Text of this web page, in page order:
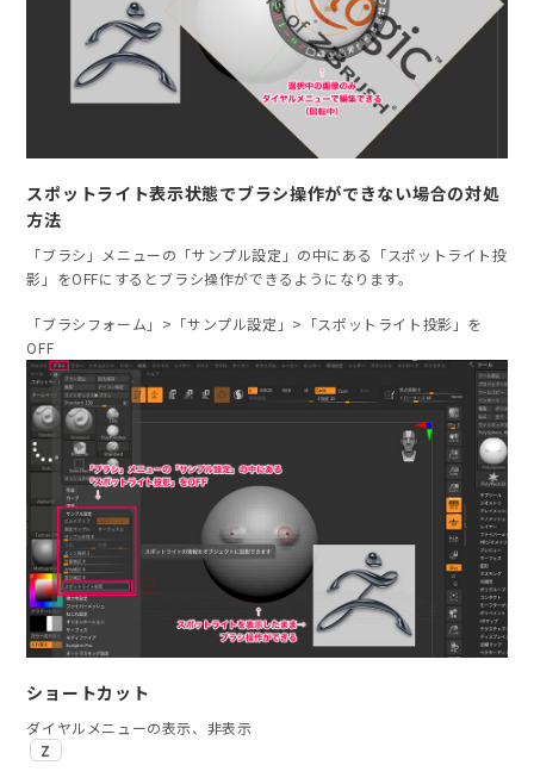
スポットライト表示状態でブラシ操作ができない場合の対処
方法
「ブラシ」メニューの「サンプル設定」の中にある「スポットライト投
影」をOFFにするとブラシ操作ができるようになります。
「ブラシフォーム」>「サンプル設定」>「スポットライト投影」を
OFF
ショートカット
ダイヤルメニューの表示、非表示
Z